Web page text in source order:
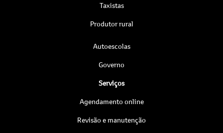
Taxistas
Produtor rural
Autoescolas
Governo
Serviços
Agendamento online
Revisão e manutenção